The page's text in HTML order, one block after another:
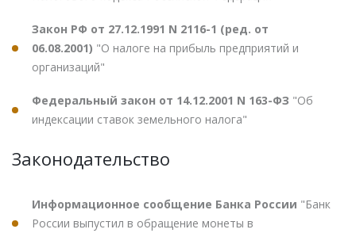
Закон РФ от 27.12.1991 N 2116-1 (ред. от
06.08.2001) "О налоге на прибыль предприятий и
организаций"
Федеральный закон от 14.12.2001 N 163-ФЗ "Об
индексации ставок земельного налога"
Законодательство
Информационное сообщение Банка России "Банк
России выпустил в обращение монеты в